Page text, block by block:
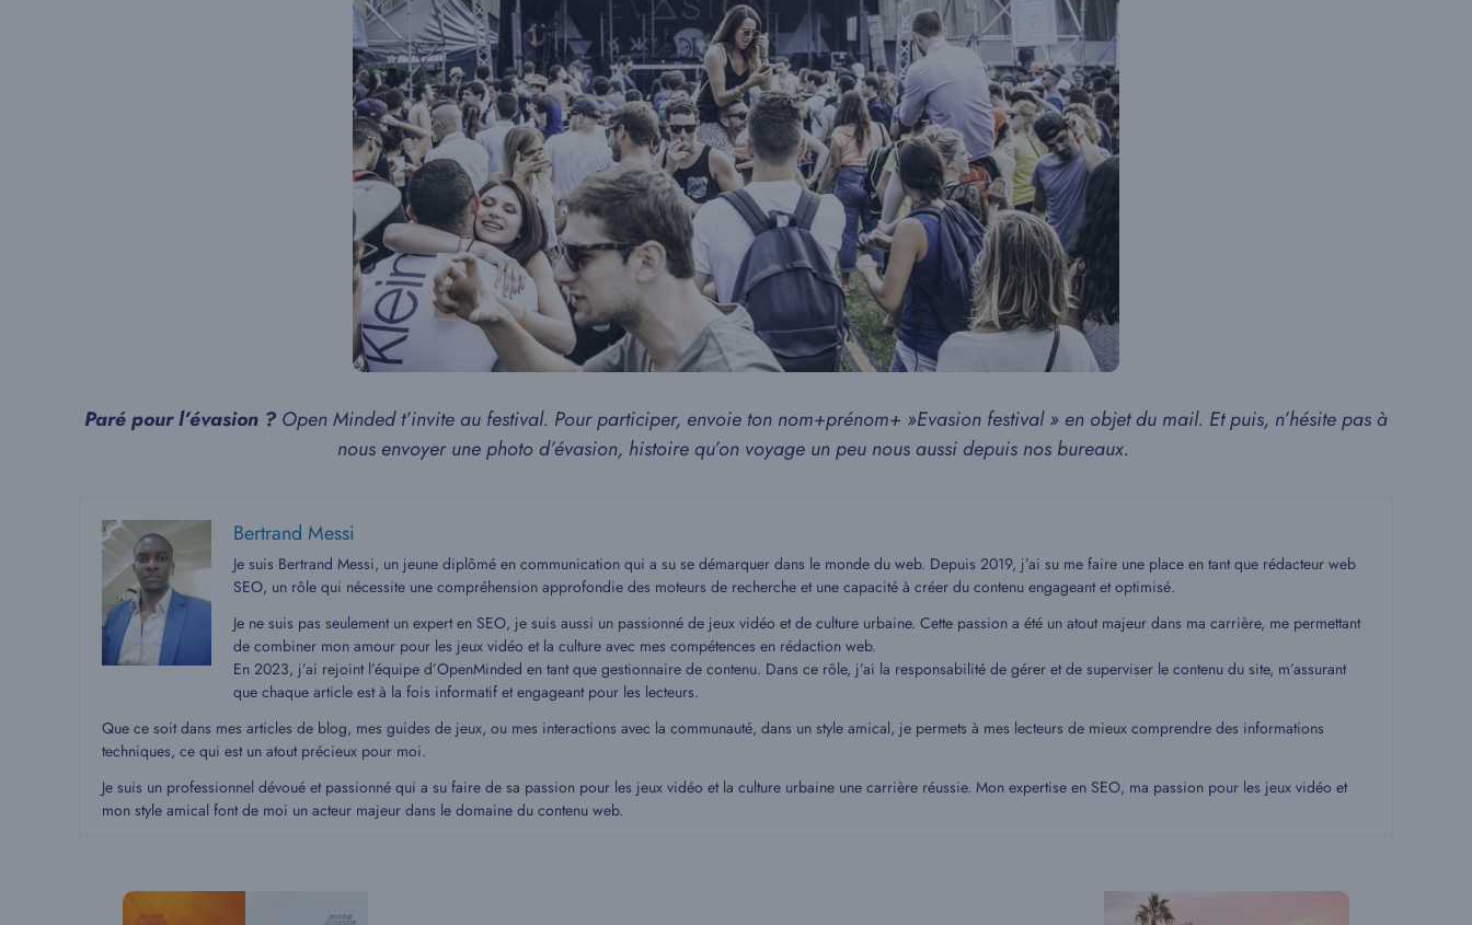
Paré pour l’évasion ? Open Minded t’invite au festival. Pour participer, envoie ton nom+prénom+ »Evasion festival » en objet du mail. Et puis, n’hésite pas à
nous envoyer une photo d’évasion, histoire qu’on voyage un peu nous aussi depuis nos bureaux.
Bertrand Messi
Je suis Bertrand Messi, un jeune diplômé en communication qui a su se démarquer dans le monde du web. Depuis 2019, j’ai su me faire une place en tant que rédacteur web
SEO, un rôle qui nécessite une compréhension approfondie des moteurs de recherche et une capacité à créer du contenu engageant et optimisé.
Je ne suis pas seulement un expert en SEO, je suis aussi un passionné de jeux vidéo et de culture urbaine. Cette passion a été un atout majeur dans ma carrière, me permettant
de combiner mon amour pour les jeux vidéo et la culture avec mes compétences en rédaction web.
En 2023, j’ai rejoint l’équipe d’OpenMinded en tant que gestionnaire de contenu. Dans ce rôle, j’ai la responsabilité de gérer et de superviser le contenu du site, m’assurant
que chaque article est à la fois informatif et engageant pour les lecteurs.
Que ce soit dans mes articles de blog, mes guides de jeux, ou mes interactions avec la communauté, dans un style amical, je permets à mes lecteurs de mieux comprendre des informations
techniques, ce qui est un atout précieux pour moi.
Je suis un professionnel dévoué et passionné qui a su faire de sa passion pour les jeux vidéo et la culture urbaine une carrière réussie. Mon expertise en SEO, ma passion pour les jeux vidéo et
mon style amical font de moi un acteur majeur dans le domaine du contenu web.